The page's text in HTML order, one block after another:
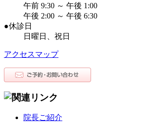
午前 9:30 ～ 午後 1:00
午後 2:00 ～ 午後 6:30
●休診日
日曜日、祝日
アクセスマップ
院長ご紹介